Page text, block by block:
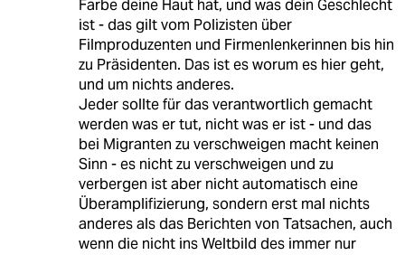
Farbe deine Haut hat, und was dein Geschlecht
ist - das gilt vom Polizisten über
Filmproduzenten und Firmenlenkerinnen bis hin
zu Präsidenten. Das ist es worum es hier geht,
und um nichts anderes.
Jeder sollte für das verantwortlich gemacht
werden was er tut, nicht was er ist - und das
bei Migranten zu verschweigen macht keinen
Sinn - es nicht zu verschweigen und zu
verbergen ist aber nicht automatisch eine
Überamplifizierung, sondern erst mal nichts
anderes als das Berichten von Tatsachen, auch
wenn die nicht ins Weltbild des immer nur